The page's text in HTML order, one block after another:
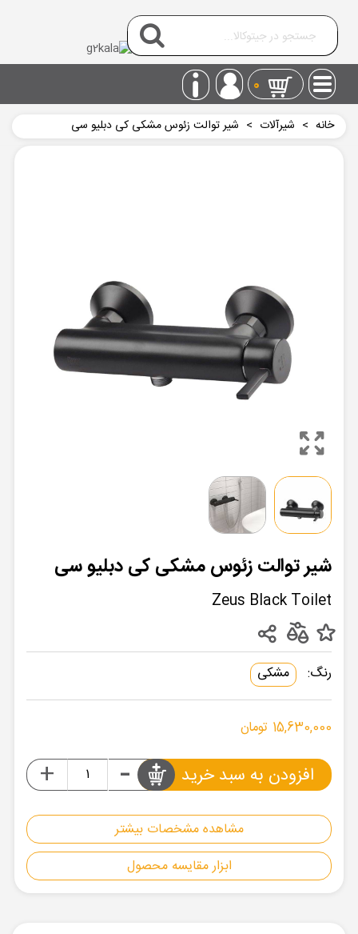
0
خانه > شیرآلات > شیر توالت زئوس مشکی کی دبلیو سی
شیر توالت زئوس مشکی کی دبلیو سی
Zeus Black Toilet
مشاهده مشخصات بیشتر
ابزار مقایسه محصول
رنگ: مشکی
15,630,000 تومان
-
+ افزودن به سبد خرید